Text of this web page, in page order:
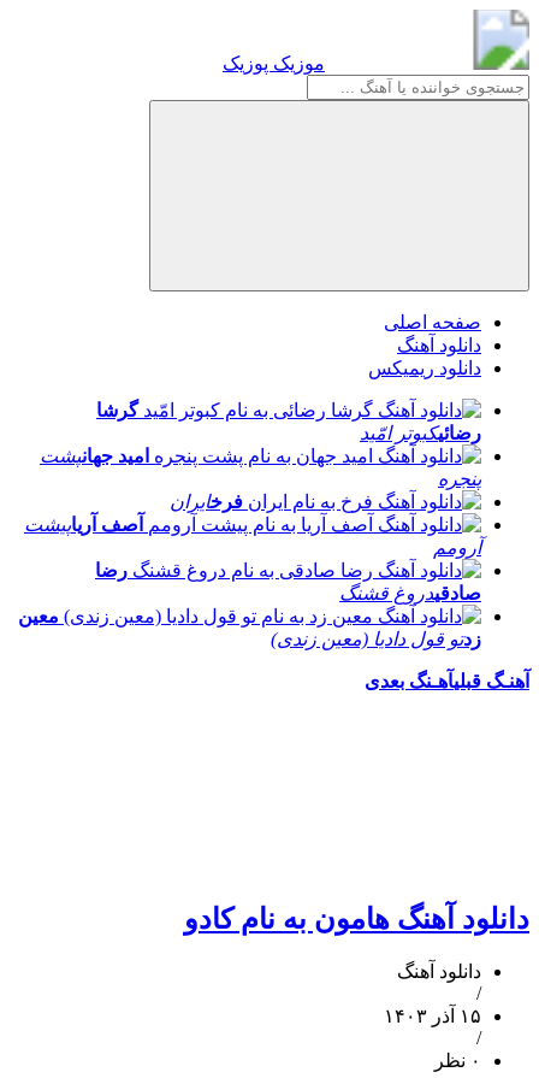
موزیک پوزیک
صفحه اصلی
دانلود آهنگ
دانلود ریمیکس
گرشا
رضائیکبوتر امّید
امید جهانپشت
پنجره
فرخایران
آصف آریاپیشت
آرومم
رضا
صادقیدروغ قشنگ
معین
زدتو قول دادیا (معین زندی)
آهنـگ قبلیآهـنگ بعدی
دانلود آهنگ هامون به نام کادو
دانلود آهنگ
/
۱۵ آذر ۱۴۰۳
/
۰ نظر